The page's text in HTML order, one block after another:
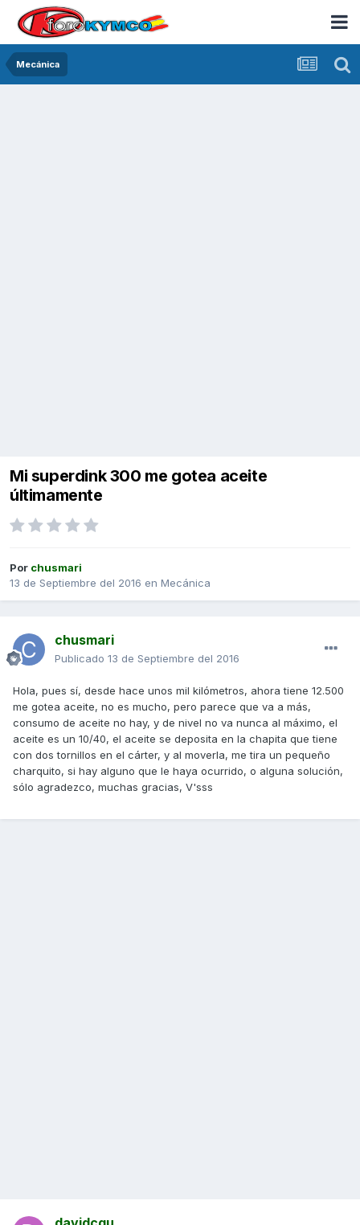
Mecánica
Mi superdink 300 me gotea aceite
últimamente
Por chusmari
13 de Septiembre del 2016 en Mecánica
chusmari
Publicado 13 de Septiembre del 2016
Hola, pues sí, desde hace unos mil kilómetros, ahora tiene 12.500
me gotea aceite, no es mucho, pero parece que va a más,
consumo de aceite no hay, y de nivel no va nunca al máximo, el
aceite es un 10/40, el aceite se deposita en la chapita que tiene
con dos tornillos en el cárter, y al moverla, me tira un pequeño
charquito, si hay alguno que le haya ocurrido, o alguna solución,
sólo agradezco, muchas gracias, V'sss